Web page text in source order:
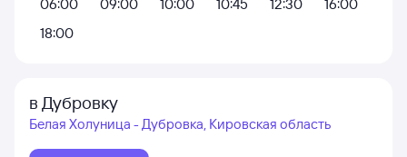
06:00
09:00 10:00 10:45 12:30
16:00
18:00
в Дубровку
Белая Холуница - Дубровка, Кировская область